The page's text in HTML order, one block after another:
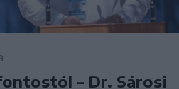
– Dr. Sárosi